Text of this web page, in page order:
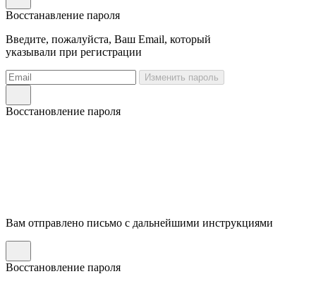
Восстанавление пароля
Введите, пожалуйста, Ваш Email, который
указывали при регистрации
Изменить пароль
Восстановление пароля
Вам отправлено письмо с дальнейшими инструкциями
Восстановление пароля